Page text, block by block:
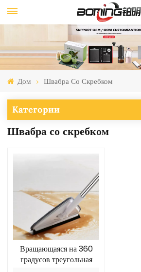
Дом Швабра Со Скребком
Категории
Швабра со скребком
Вращающаяся на 360
градусов треугольная